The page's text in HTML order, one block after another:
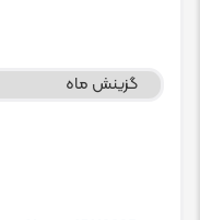
بایگانی